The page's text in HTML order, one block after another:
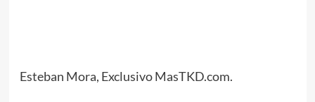
Esteban Mora, Exclusivo MasTKD.com.